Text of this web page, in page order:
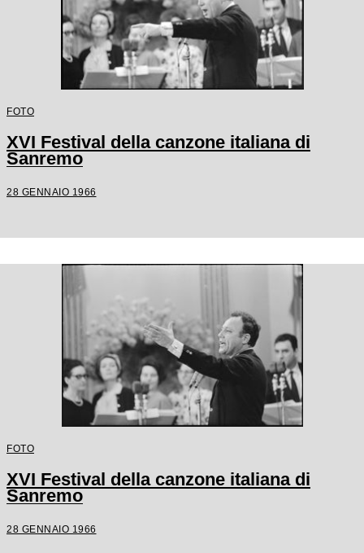
FOTO
XVI Festival della canzone italiana di
Sanremo
28 GENNAIO 1966
FOTO
XVI Festival della canzone italiana di
Sanremo
28 GENNAIO 1966